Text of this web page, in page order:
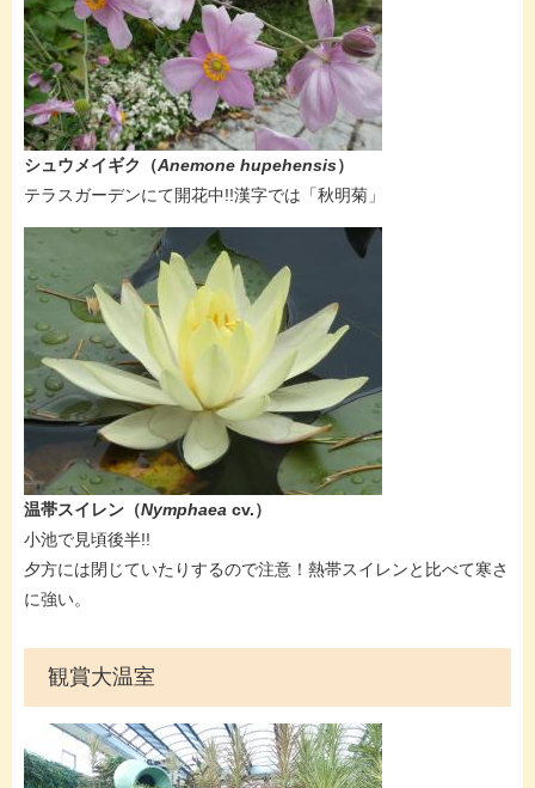
シュウメイギク​（Anemone hupehensis）
​​テラスガーデンにて開花中!!漢字では「秋明菊」
温帯スイレン （Nymphaea cv.）
​小池で見頃後半!!
夕方には閉じていたりするので注意！熱帯スイレンと比べて寒さ
に強い。
観賞大温室